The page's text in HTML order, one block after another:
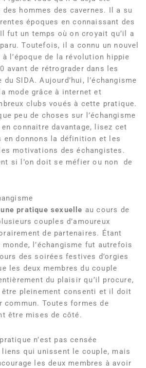
hommes des cavernes. Il a su
époques en connaissant des
fut un temps où on croyait qu’il a
Toutefois, il a connu un nouvel
l’époque de la révolution hippie
avant de rétrograder dans les
du SIDA. Aujourd’hui, l’échangisme
mode grâce à internet et
clubs voués à cette pratique.
peu de choses sur l’échangisme
connaitre davantage, lisez cet
en donnons la définition et les
motivations des échangistes.
si l’on doit se méfier ou non de
pratique sexuelle au cours de
couples d’amoureux
de partenaires. Étant
l’échangisme fut autrefois
des soirées festives d’orgies
les deux membres du couple
du plaisir qu’il procure,
être pleinement consenti et il doit
commun. Toutes formes de
être mises de côté.
n’est pas censée
qui unissent le couple, mais
les deux membres à avoir